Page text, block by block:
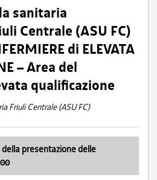
sanitaria
Centrale (ASU FC)
di ELEVATA
– Area del
qualificazione
Friuli Centrale (ASU FC)
della presentazione delle